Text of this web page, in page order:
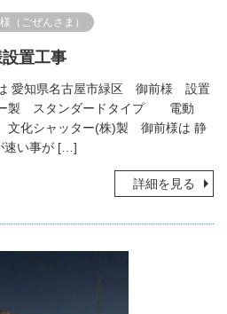
（ごぜんさま）
置工事
愛知県名古屋市緑区 御前様 設置
ー製 スタンダードタイプ 電動
文化シャッター(株)製 御前様は 静
速い事が […]
詳細を見る